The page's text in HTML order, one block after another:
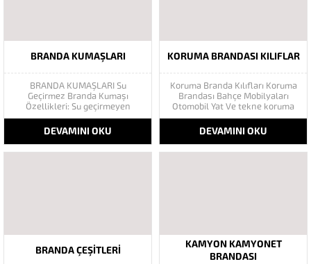
BRANDA KUMAŞLARI
BRANDA KUMAŞLARI Su
Geçirmez Branda Kumaşı
Özellikleri: Su geçirmeyen
branda kumaşı -25 °C soğuğa,
+70 °C sıcağa dayanıklıdır.
Branda Çadır kumaşı 4 mevsim
kullanılabilir. Bir kumaş türü olan
DEVAMINI OKU
KORUMA BRANDASI KILIFLAR
Koruma Branda Kılıfları Koruma
Brandası Bahçe Mobilyaları
Otomobil Yat Ve tekne koruma
amaçlı özel üretim
ürünlerimizdir.Kaliteli 1100
denye branda dan imal edilen
ürünlerimiz neme suya rutubete
DEVAMINI OKU
BRANDA ÇEŞITLERI
KAMYON KAMYONET
BRANDASI